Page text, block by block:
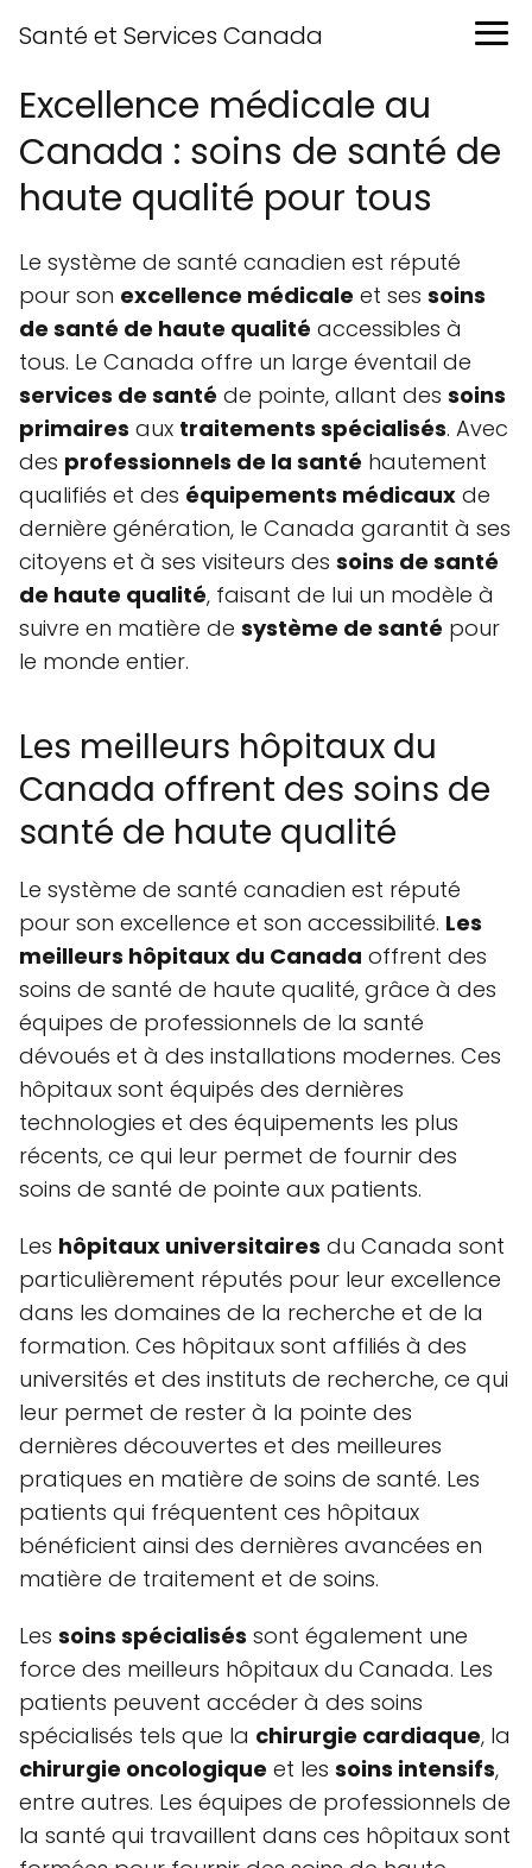
Santé et Services Canada
Excellence médicale au
Canada : soins de santé de
haute qualité pour tous
Le système de santé canadien est réputé
pour son excellence médicale et ses soins
de santé de haute qualité accessibles à
tous. Le Canada offre un large éventail de
services de santé de pointe, allant des soins
primaires aux traitements spécialisés. Avec
des professionnels de la santé hautement
qualifiés et des équipements médicaux de
dernière génération, le Canada garantit à ses
citoyens et à ses visiteurs des soins de santé
de haute qualité, faisant de lui un modèle à
suivre en matière de système de santé pour
le monde entier.
Les meilleurs hôpitaux du
Canada offrent des soins de
santé de haute qualité
Le système de santé canadien est réputé
pour son excellence et son accessibilité. Les
meilleurs hôpitaux du Canada offrent des
soins de santé de haute qualité, grâce à des
équipes de professionnels de la santé
dévoués et à des installations modernes. Ces
hôpitaux sont équipés des dernières
technologies et des équipements les plus
récents, ce qui leur permet de fournir des
soins de santé de pointe aux patients.
Les hôpitaux universitaires du Canada sont
particulièrement réputés pour leur excellence
dans les domaines de la recherche et de la
formation. Ces hôpitaux sont affiliés à des
universités et des instituts de recherche, ce qui
leur permet de rester à la pointe des
dernières découvertes et des meilleures
pratiques en matière de soins de santé. Les
patients qui fréquentent ces hôpitaux
bénéficient ainsi des dernières avancées en
matière de traitement et de soins.
Les soins spécialisés sont également une
force des meilleurs hôpitaux du Canada. Les
patients peuvent accéder à des soins
spécialisés tels que la chirurgie cardiaque, la
chirurgie oncologique et les soins intensifs,
entre autres. Les équipes de professionnels de
la santé qui travaillent dans ces hôpitaux sont